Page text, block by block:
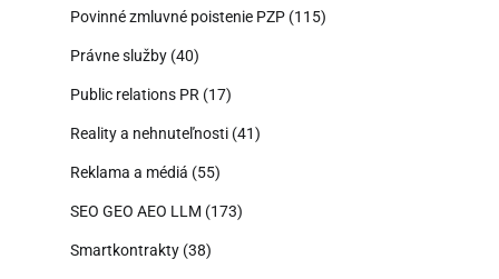
Povinné zmluvné poistenie PZP (115)
Právne služby (40)
Public relations PR (17)
Reality a nehnuteľnosti (41)
Reklama a médiá (55)
SEO GEO AEO LLM (173)
Smartkontrakty (38)